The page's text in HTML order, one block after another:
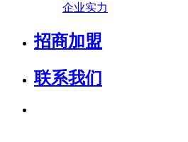
企业实力
招商加盟
联系我们